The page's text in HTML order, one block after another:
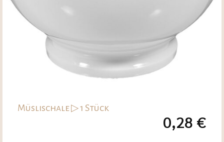
Müslischale ▷ 1 Stück
0,28 €